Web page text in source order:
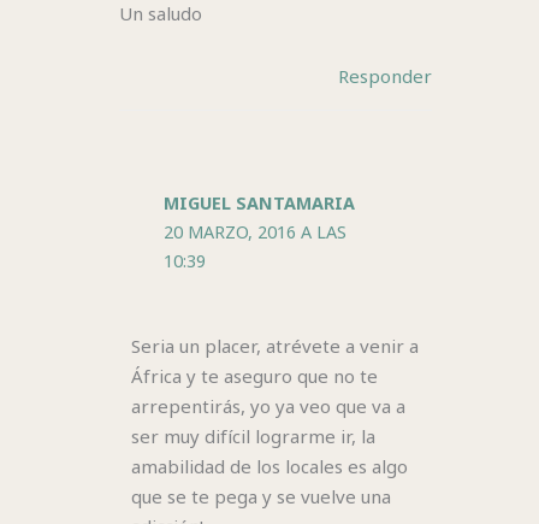
Un saludo
Responder
MIGUEL SANTAMARIA
20 MARZO, 2016 A LAS
10:39
Seria un placer, atrévete a venir a
África y te aseguro que no te
arrepentirás, yo ya veo que va a
ser muy difícil lograrme ir, la
amabilidad de los locales es algo
que se te pega y se vuelve una